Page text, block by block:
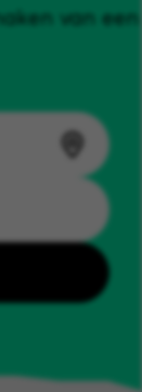
van een